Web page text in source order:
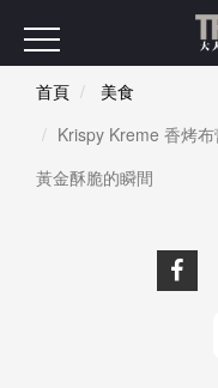
首頁
美食
Krispy Kreme 香烤
黃金酥脆的瞬間